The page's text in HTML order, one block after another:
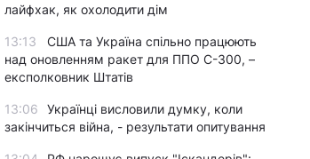
лайфхак, як охолодити дім
13:13
США та Україна спільно працюють
над оновленням ракет для ППО С-300, –
експолковник Штатів
13:06
Українці висловили думку, коли
закінчиться війна, - результати опитування